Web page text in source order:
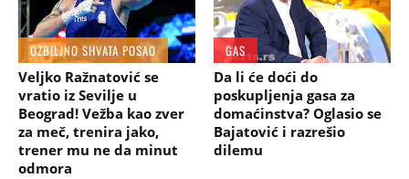
OZBILJNO SHVATA POSAO
Veljko Ražnatović se
vratio iz Sevilje u
Beograd! Vežba kao zver
za meč, trenira jako,
trener mu ne da minut
odmora
GAS
Da li će doći do
poskupljenja gasa za
domaćinstva? Oglasio se
Bajatović i razrešio
dilemu